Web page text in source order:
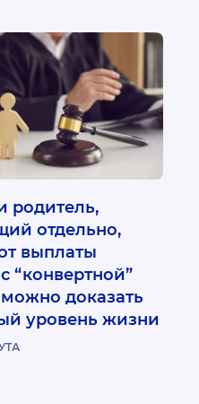
родитель,
отдельно,
выплаты
“конвертной”
доказать
уровень жизни